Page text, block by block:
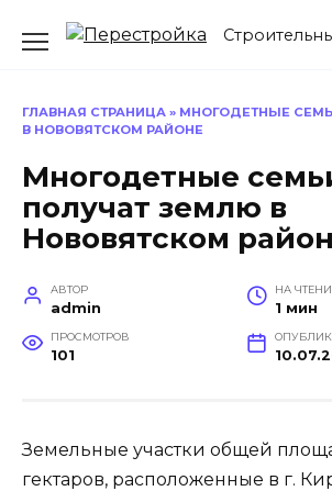
ГЛАВНАЯ СТРАНИЦА » МНОГОДЕТНЫЕ
В НОВОВЯТСКОМ РАЙОНЕ
Многодетные
получат землю в
Нововятском
АВТОР
admin
НА
1 мин
ПРОСМОТРОВ
101
Земельные участки общей
гектаров, расположенные в г.